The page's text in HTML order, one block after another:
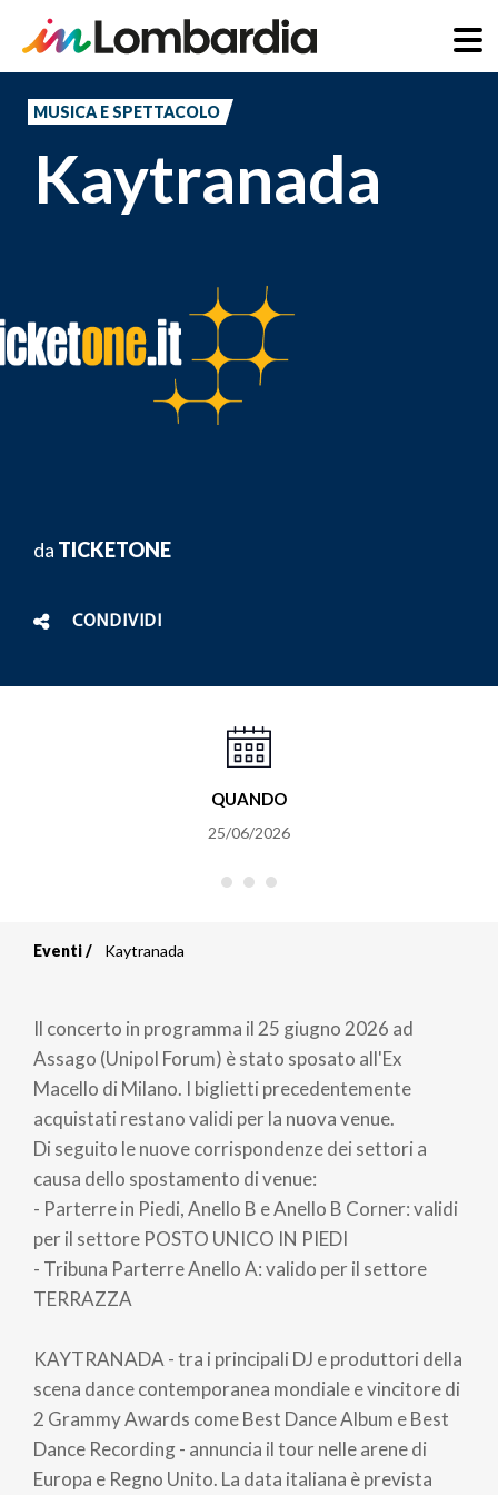
principale
MUSICA E SPETTACOLO
Kaytranada
da TICKETONE
CONDIVIDI
QUANDO
25/06/2026
di
pane
Eventi Kaytranada
Il concerto in programma il 25 giugno 2026 ad
Assago (Unipol Forum) è stato sposato all'Ex
Macello di Milano. I biglietti precedentemente
acquistati restano validi per la nuova venue.
Di seguito le nuove corrispondenze dei settori a
causa dello spostamento di venue:
- Parterre in Piedi, Anello B e Anello B Corner: validi
per il settore POSTO UNICO IN PIEDI
- Tribuna Parterre Anello A: valido per il settore
TERRAZZA
KAYTRANADA - tra i principali DJ e produttori della
scena dance contemporanea mondiale e vincitore di
2 Grammy Awards come Best Dance Album e Best
Dance Recording - annuncia il tour nelle arene di
Europa e Regno Unito. La data italiana è prevista